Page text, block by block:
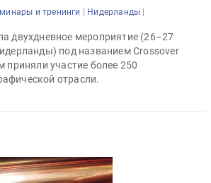
и тренинги | Нидерланды |
двухдневное мероприятие (26–27
под названием Crossover
приняли участие более 250
отрасли.